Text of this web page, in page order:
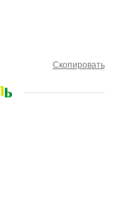
Скопировать